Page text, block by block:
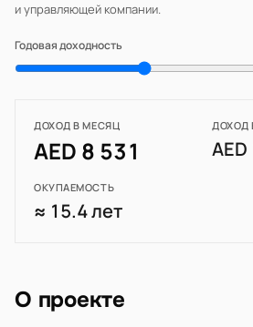
и управляющей компании.
Годовая доходность
ДОХОД В МЕСЯЦ
AED 8 531
ДОХОД
ОКУПАЕМОСТЬ
≈ 15.4 лет
О проекте